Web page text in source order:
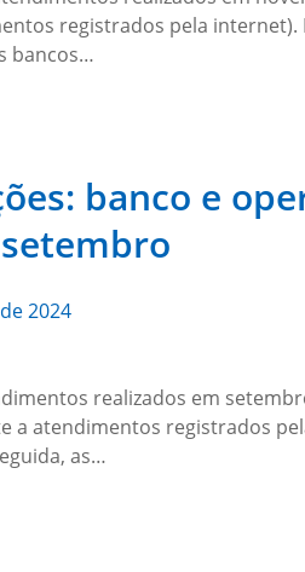
registrados pela
bancos…
banco e
2024
realizados em
a atendimentos registrados
as…